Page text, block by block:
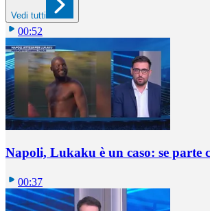
Vedi tutti
00:52
Napoli, Lukaku è un caso: se parte
00:37